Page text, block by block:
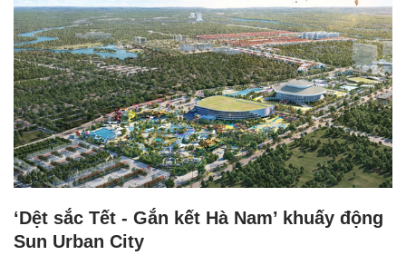
‘Dệt sắc Tết - Gắn kết Hà Nam’ khuấy động
Sun Urban City